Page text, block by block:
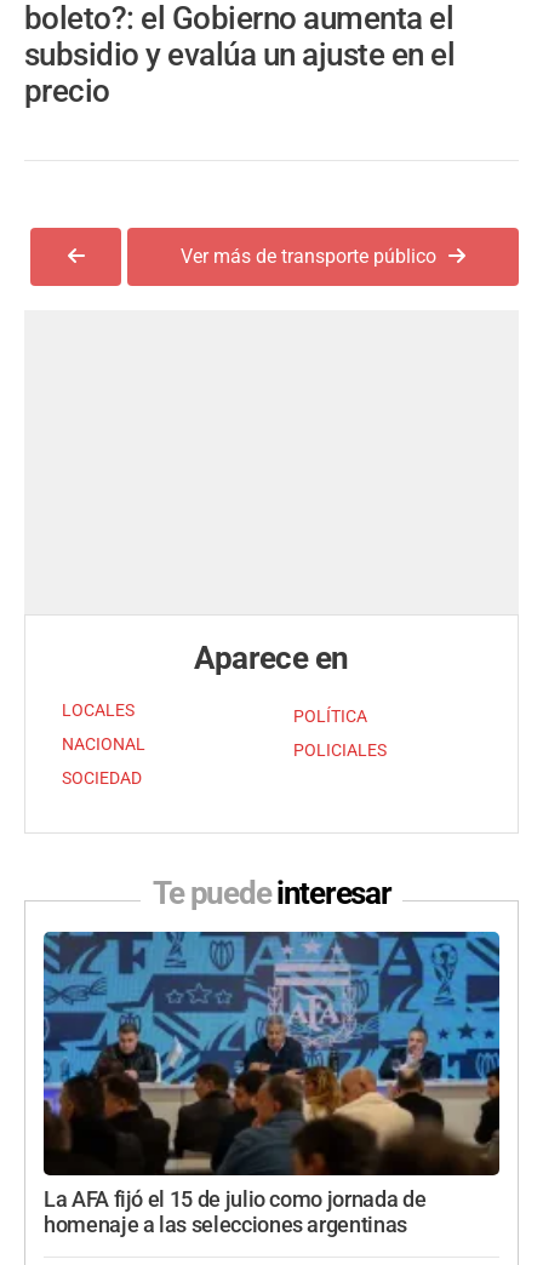
boleto?: el Gobierno aumenta el
subsidio y evalúa un ajuste en el
precio
Ver más de transporte público
Aparece en
LOCALES
NACIONAL
SOCIEDAD
POLÍTICA
POLICIALES
Te puedeinteresar
La AFA fijó el 15 de julio como jornada de
homenaje a las selecciones argentinas